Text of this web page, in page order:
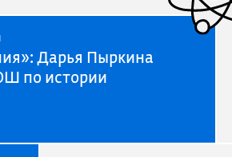
Дарья Пыркина
по истории